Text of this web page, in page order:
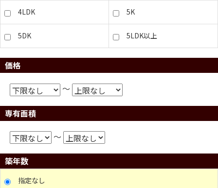
4LDK 5K
5DK 5LDK以上
価格
～
専有面積
～
築年数
指定なし